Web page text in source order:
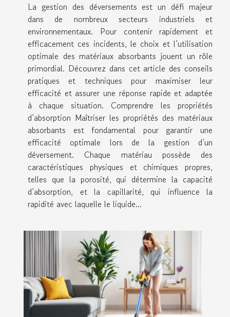
La gestion des déversements est un défi majeur
dans de nombreux secteurs industriels et
environnementaux. Pour contenir rapidement et
efficacement ces incidents, le choix et l’utilisation
optimale des matériaux absorbants jouent un rôle
primordial. Découvrez dans cet article des conseils
pratiques et techniques pour maximiser leur
efficacité et assurer une réponse rapide et adaptée
à chaque situation. Comprendre les propriétés
d’absorption Maîtriser les propriétés des matériaux
absorbants est fondamental pour garantir une
efficacité optimale lors de la gestion d’un
déversement. Chaque matériau possède des
caractéristiques physiques et chimiques propres,
telles que la porosité, qui détermine la capacité
d’absorption, et la capillarité, qui influence la
rapidité avec laquelle le liquide...